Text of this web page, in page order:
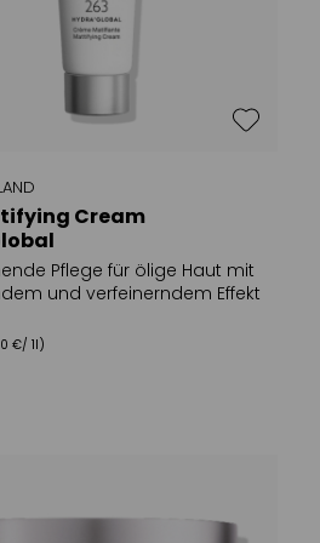
Cream
Pflege für ölige Haut mit
und verfeinerndem Effekt
€/ 1l)